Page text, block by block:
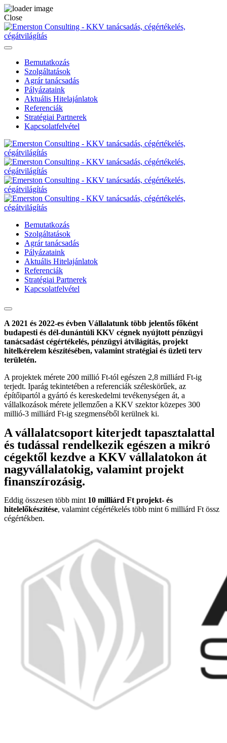
Close
Bemutatkozás
Szolgáltatások
Agrár tanácsadás
Pályázataink
Aktuális Hitelajánlatok
Referenciák
Stratégiai Partnerek
Kapcsolatfelvétel
Bemutatkozás
Szolgáltatások
Agrár tanácsadás
Pályázataink
Aktuális Hitelajánlatok
Referenciák
Stratégiai Partnerek
Kapcsolatfelvétel
A 2021 és 2022-es évben Vállalatunk több jelentős főként
budapesti és dél-dunántúli KKV cégnek nyújtott pénzügyi
tanácsadást cégértékelés, pénzügyi átvilágítás, projekt
hitelkérelem készítésében, valamint stratégiai és üzleti terv
területén.
A projektek mérete 200 millió Ft-tól egészen 2,8 milliárd Ft-ig
terjedt. Iparág tekintetében a referenciák széleskörűek, az
építőipartól a gyártó és kereskedelmi tevékenységen át, a
vállalkozások mérete jellemzően a KKV szektor közepes 300
millió-3 milliárd Ft-ig szegmenséből kerülnek ki.
A vállalatcsoport kiterjedt tapasztalattal
és tudással rendelkezik egészen a mikró
cégektől kezdve a KKV vállalatokon át
nagyvállalatokig, valamint projekt
finanszírozásig.
Eddig összesen több mint 10 milliárd Ft projekt- és
hitelelőkészítése, valamint cégértékelés több mint 6 milliárd Ft össz
cégértékben.